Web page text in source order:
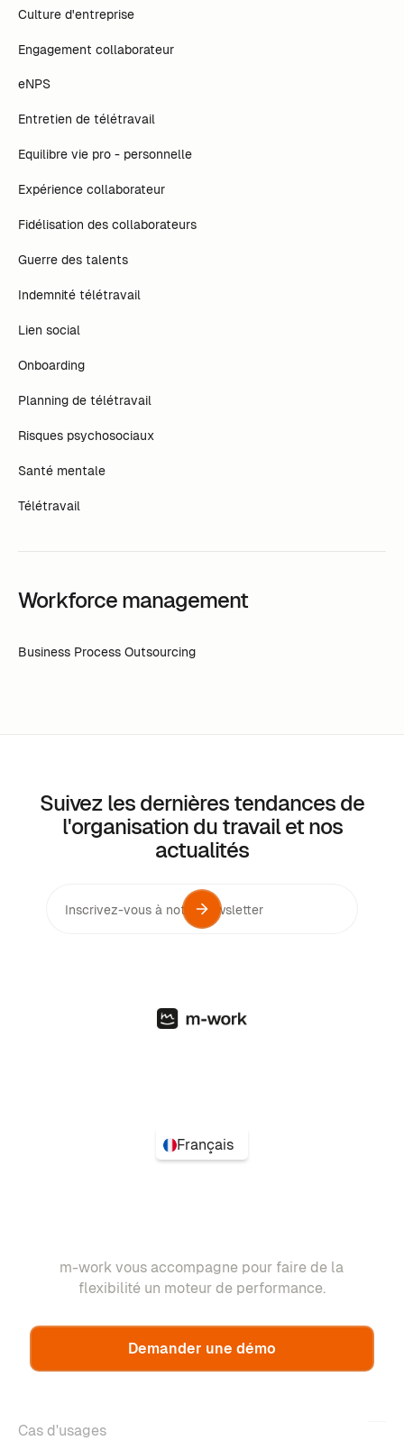
Culture d'entreprise
Engagement collaborateur
eNPS
Entretien de télétravail
Equilibre vie pro - personnelle
Expérience collaborateur
Fidélisation des collaborateurs
Guerre des talents
Indemnité télétravail
Lien social
Onboarding
Planning de télétravail
Risques psychosociaux
Santé mentale
Télétravail
Workforce management
Business Process Outsourcing
Suivez les dernières tendances de
l'organisation du travail et nos
actualités
Français
m-work vous accompagne pour faire de la
flexibilité un moteur de performance.
Demander une démo
Cas d'usages